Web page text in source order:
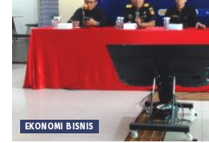
EKONOMI BISNIS